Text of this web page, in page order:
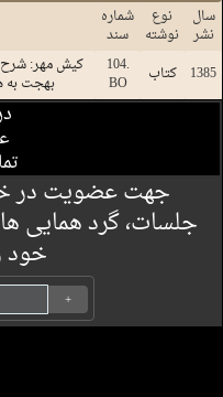
شماره
سند
نوع
نوشته
سال
نشر
کیش مهر: شرح
بهجت به همراه
104.
BO کتاب 1385
جهت عضویت در
جلسات، گرد همایی
خود